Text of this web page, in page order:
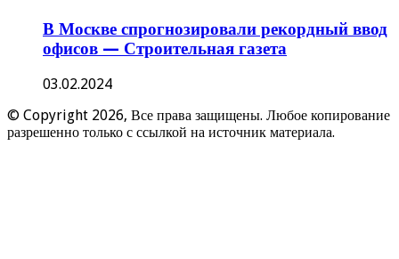
В Москве спрогнозировали рекордный ввод
офисов — Строительная газета
03.02.2024
© Copyright 2026, Все права защищены. Любое копирование
разрешенно только с ссылкой на источник материала.